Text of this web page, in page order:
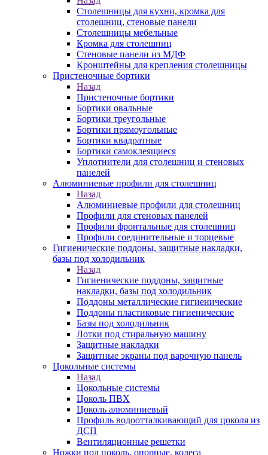
Столешницы для кухни, кромка для
столешниц, стеновые панели
Столешницы мебельные
Кромка для столешниц
Стеновые панели из МДФ
Кронштейны для крепления столешницы
Пристеночные бортики
Назад
Пристеночные бортики
Бортики овальные
Бортики треугольные
Бортики прямоугольные
Бортики квадратные
Бортики самоклеящиеся
Уплотнители для столешниц и стеновых
панелей
Алюминиевые профили для столешниц
Назад
Алюминиевые профили для столешниц
Профили для стеновых панелей
Профили фронтальные для столешниц
Профили соединительные и торцевые
Гигиенические поддоны, защитные накладки,
базы под холодильник
Назад
Гигиенические поддоны, защитные
накладки, базы под холодильник
Поддоны металлические гигиенические
Поддоны пластиковые гигиенические
Базы под холодильник
Лотки под стиральную машину
Защитные накладки
Защитные экраны под варочную панель
Цокольные системы
Назад
Цокольные системы
Цоколь ПВХ
Цоколь алюминиевый
Профиль водоотталкивающий для цоколя из
ДСП
Вентиляционные решетки
Ножки под цоколь, опорные, колеса